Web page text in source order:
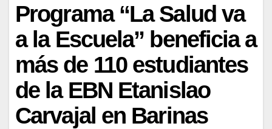
Programa “La Salud va
a la Escuela” beneficia a
más de 110 estudiantes
de la EBN Etanislao
Carvajal en Barinas